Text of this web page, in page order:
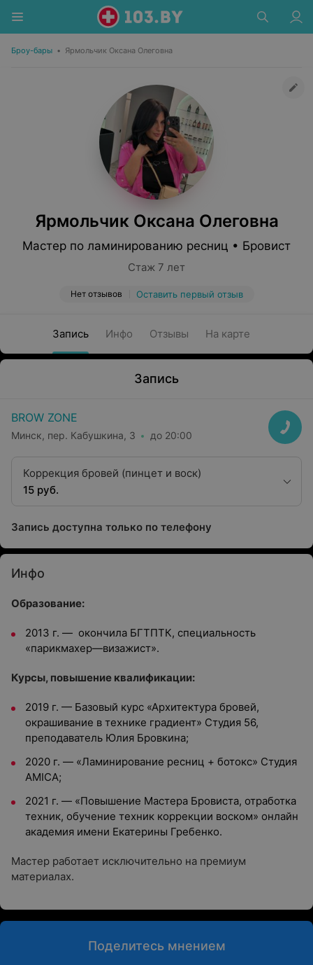
Броу-бары • Ярмольчик Оксана Олеговна
Ярмольчик Оксана Олеговна
Мастер по ламинированию ресниц • Бровист
Стаж 7 лет
Нет отзывов Оставить первый отзыв
Запись Инфо Отзывы На карте
Запись
BROW ZONE
Минск, пер. Кабушкина, 3 до 20:00
Коррекция бровей (пинцет и воск)
15 руб.
Запись доступна только по телефону
Инфо
Образование:
2013 г. — окончила БГТПТК, специальность
«парикмахер—визажист».
Курсы, повышение квалификации:
2019 г. — Базовый курс «Архитектура бровей,
окрашивание в технике градиент» Студия 56,
преподаватель Юлия Бровкина;
2020 г. — «Ламинирование ресниц + ботокс» Студия
AMICA;
2021 г. — «Повышение Мастера Бровиста, отработка
техник, обучение техник коррекции воском» онлайн
академия имени Екатерины Гребенко.
Мастер работает исключительно на премиум
материалах.
Поделитесь мнением